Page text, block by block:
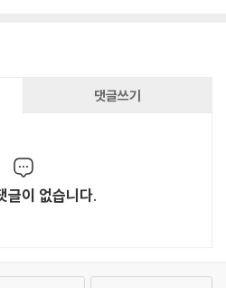
댓글쓰기
글이 없습니다.